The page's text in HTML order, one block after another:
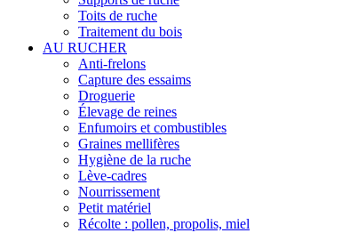
Toits de ruche
Traitement du bois
AU RUCHER
Anti-frelons
Capture des essaims
Droguerie
Élevage de reines
Enfumoirs et combustibles
Graines mellifères
Hygiène de la ruche
Lève-cadres
Nourrissement
Petit matériel
Récolte : pollen, propolis, miel